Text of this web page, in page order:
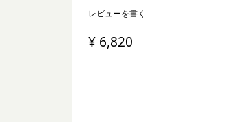
レビューを書く
¥ 6,820